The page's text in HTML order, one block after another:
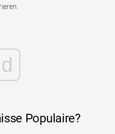
Populaire?